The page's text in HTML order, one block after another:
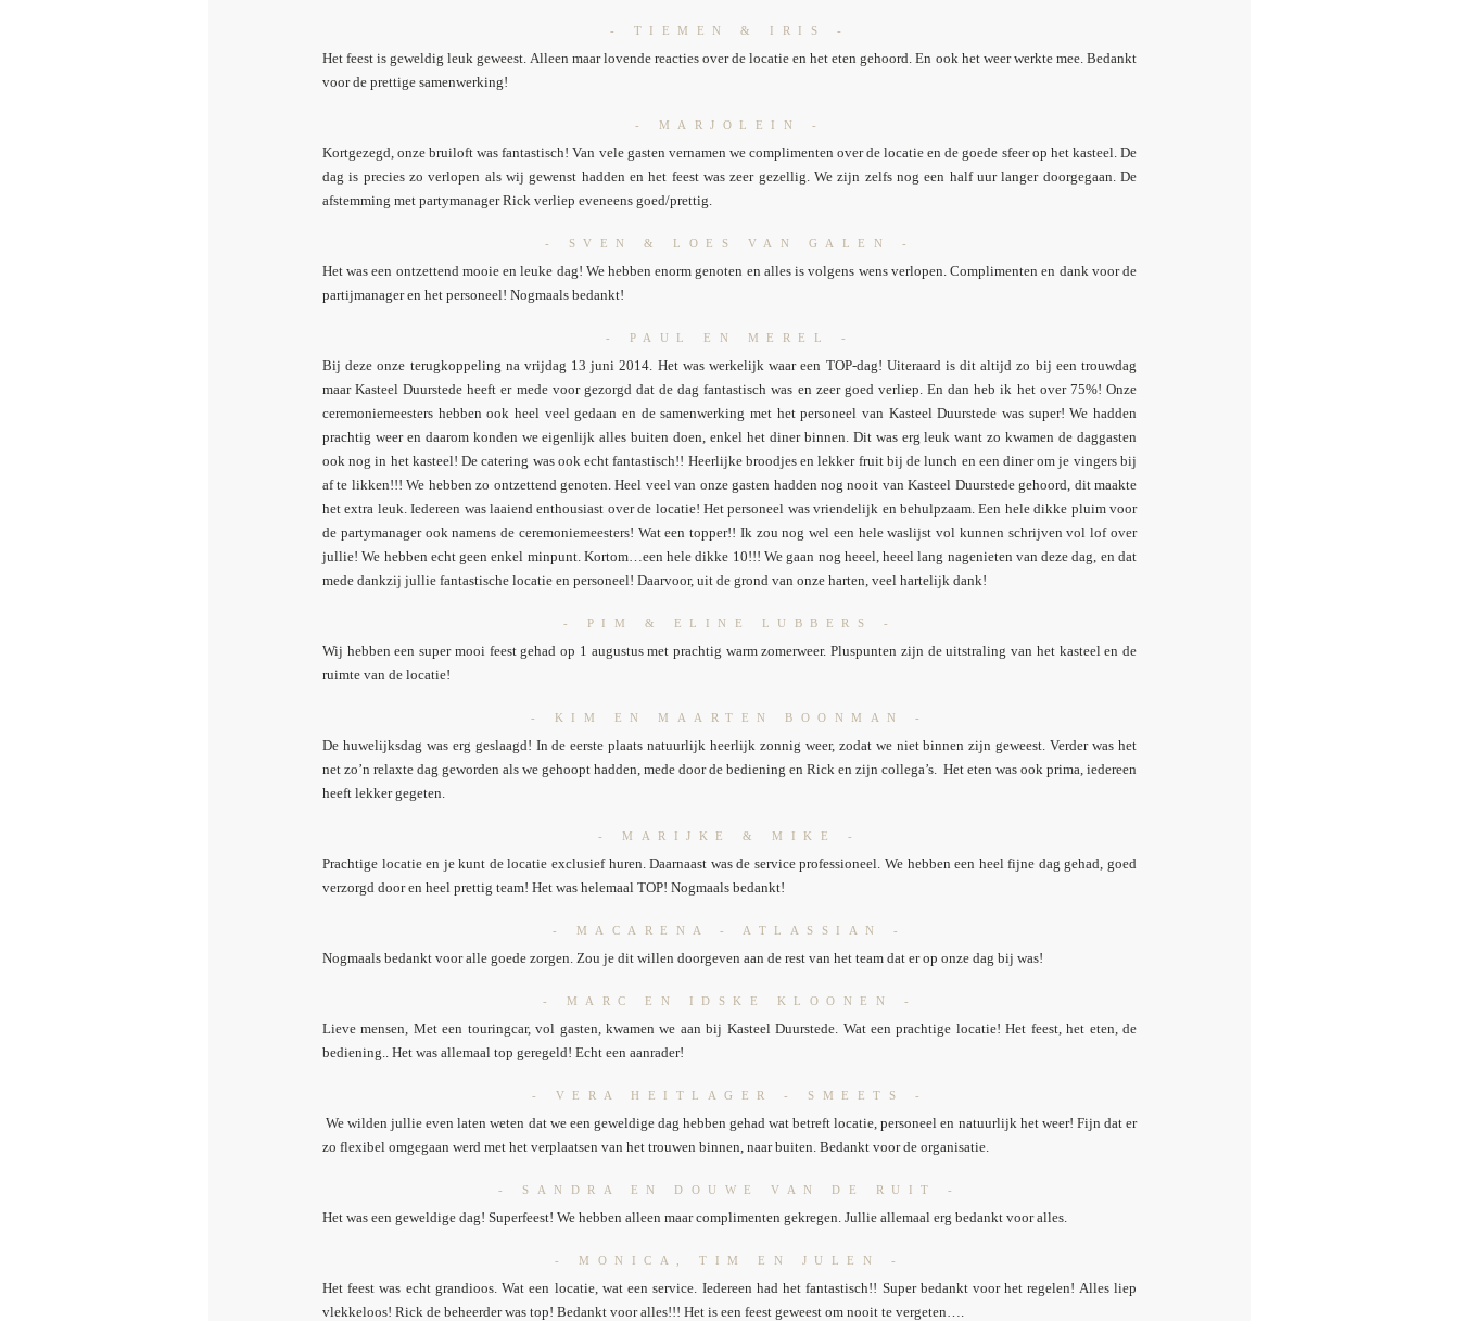
- TIEMEN & IRIS -
Het feest is geweldig leuk geweest. Alleen maar lovende reacties over de locatie en het eten gehoord. En ook het weer werkte mee. Bedankt
voor de prettige samenwerking!
- MARJOLEIN -
Kortgezegd, onze bruiloft was fantastisch! Van vele gasten vernamen we complimenten over de locatie en de goede sfeer op het kasteel. De
dag is precies zo verlopen als wij gewenst hadden en het feest was zeer gezellig. We zijn zelfs nog een half uur langer doorgegaan. De
afstemming met partymanager Rick verliep eveneens goed/prettig.
- SVEN & LOES VAN GALEN -
Het was een ontzettend mooie en leuke dag! We hebben enorm genoten en alles is volgens wens verlopen. Complimenten en dank voor de
partijmanager en het personeel! Nogmaals bedankt!
- PAUL EN MEREL -
Bij deze onze terugkoppeling na vrijdag 13 juni 2014. Het was werkelijk waar een TOP-dag! Uiteraard is dit altijd zo bij een trouwdag
maar Kasteel Duurstede heeft er mede voor gezorgd dat de dag fantastisch was en zeer goed verliep. En dan heb ik het over 75%! Onze
ceremoniemeesters hebben ook heel veel gedaan en de samenwerking met het personeel van Kasteel Duurstede was super! We hadden
prachtig weer en daarom konden we eigenlijk alles buiten doen, enkel het diner binnen. Dit was erg leuk want zo kwamen de daggasten
ook nog in het kasteel! De catering was ook echt fantastisch!! Heerlijke broodjes en lekker fruit bij de lunch en een diner om je vingers bij
af te likken!!! We hebben zo ontzettend genoten. Heel veel van onze gasten hadden nog nooit van Kasteel Duurstede gehoord, dit maakte
het extra leuk. Iedereen was laaiend enthousiast over de locatie! Het personeel was vriendelijk en behulpzaam. Een hele dikke pluim voor
de partymanager ook namens de ceremoniemeesters! Wat een topper!! Ik zou nog wel een hele waslijst vol kunnen schrijven vol lof over
jullie! We hebben echt geen enkel minpunt. Kortom…een hele dikke 10!!! We gaan nog heeel, heeel lang nagenieten van deze dag, en dat
mede dankzij jullie fantastische locatie en personeel! Daarvoor, uit de grond van onze harten, veel hartelijk dank!
- PIM & ELINE LUBBERS -
Wij hebben een super mooi feest gehad op 1 augustus met prachtig warm zomerweer. Pluspunten zijn de uitstraling van het kasteel en de
ruimte van de locatie!
- KIM EN MAARTEN BOONMAN -
De huwelijksdag was erg geslaagd! In de eerste plaats natuurlijk heerlijk zonnig weer, zodat we niet binnen zijn geweest. Verder was het
net zo’n relaxte dag geworden als we gehoopt hadden, mede door de bediening en Rick en zijn collega’s. Het eten was ook prima, iedereen
heeft lekker gegeten.
- MARIJKE & MIKE -
Prachtige locatie en je kunt de locatie exclusief huren. Daarnaast was de service professioneel. We hebben een heel fijne dag gehad, goed
verzorgd door en heel prettig team! Het was helemaal TOP! Nogmaals bedankt!
- MACARENA - ATLASSIAN -
Nogmaals bedankt voor alle goede zorgen. Zou je dit willen doorgeven aan de rest van het team dat er op onze dag bij was!
- MARC EN IDSKE KLOONEN -
Lieve mensen, Met een touringcar, vol gasten, kwamen we aan bij Kasteel Duurstede. Wat een prachtige locatie! Het feest, het eten, de
bediening.. Het was allemaal top geregeld! Echt een aanrader!
- VERA HEITLAGER - SMEETS -
We wilden jullie even laten weten dat we een geweldige dag hebben gehad wat betreft locatie, personeel en natuurlijk het weer! Fijn dat er
zo flexibel omgegaan werd met het verplaatsen van het trouwen binnen, naar buiten. Bedankt voor de organisatie.
- SANDRA EN DOUWE VAN DE RUIT -
Het was een geweldige dag! Superfeest! We hebben alleen maar complimenten gekregen. Jullie allemaal erg bedankt voor alles.
- MONICA, TIM EN JULEN -
Het feest was echt grandioos. Wat een locatie, wat een service. Iedereen had het fantastisch!! Super bedankt voor het regelen! Alles liep
vlekkeloos! Rick de beheerder was top! Bedankt voor alles!!! Het is een feest geweest om nooit te vergeten….